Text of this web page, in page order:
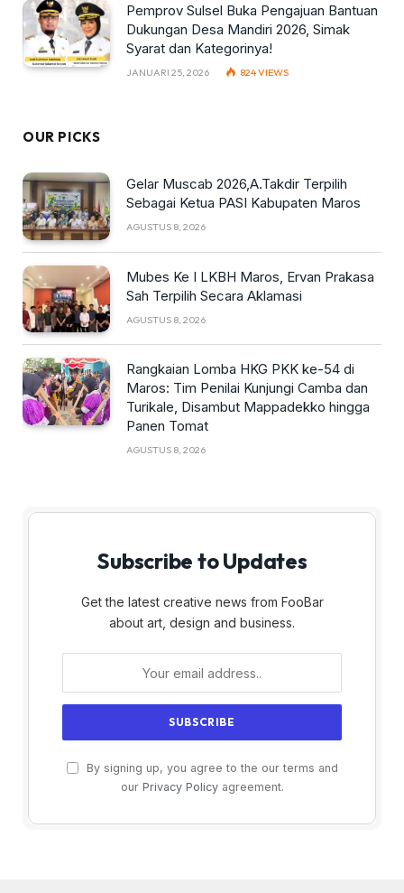
Pemprov Sulsel Buka Pengajuan Bantuan
Dukungan Desa Mandiri 2026, Simak
Syarat dan Kategorinya!
JANUARI 25, 2026 824VIEWS
OUR PICKS
Gelar Muscab 2026,A.Takdir Terpilih
Sebagai Ketua PASI Kabupaten Maros
AGUSTUS 8, 2026
Mubes Ke I LKBH Maros, Ervan Prakasa
Sah Terpilih Secara Aklamasi
AGUSTUS 8, 2026
Rangkaian Lomba HKG PKK ke-54 di
Maros: Tim Penilai Kunjungi Camba dan
Turikale, Disambut Mappadekko hingga
Panen Tomat
AGUSTUS 8, 2026
Subscribe to Updates
Get the latest creative news from FooBar
about art, design and business.
By signing up, you agree to the our terms and
our Privacy Policyagreement.